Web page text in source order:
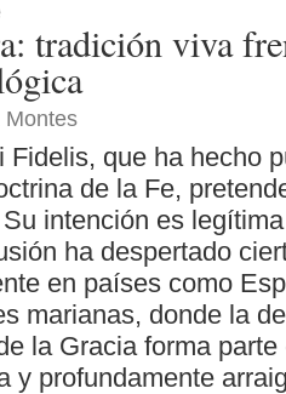
tradición viva
Montes
Fidelis, que ha hecho
de la Fe,
intención es
ha despertado
en países como
marianas, donde la
la Gracia forma
y profundamente